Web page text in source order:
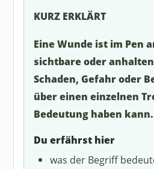
KURZ ERKLÄRT
Eine Wunde ist im Pen
sichtbare oder
Schaden, Gefahr oder
über einen einzelnen
Bedeutung haben kann.
Du erfährst hier
was der Begriff